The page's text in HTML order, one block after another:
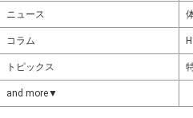
ニュース
コラム
トピックス
and more▼